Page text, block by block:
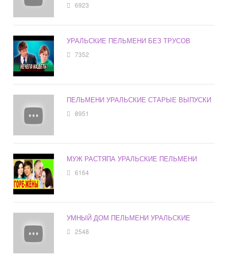
6923
УРАЛЬСКИЕ ПЕЛЬМЕНИ БЕЗ ТРУСОВ
7352
ПЕЛЬМЕНИ УРАЛЬСКИЕ СТАРЫЕ ВЫПУСКИ
8951
МУЖ РАСТЯПА УРАЛЬСКИЕ ПЕЛЬМЕНИ
6164
УМНЫЙ ДОМ ПЕЛЬМЕНИ УРАЛЬСКИЕ
2548